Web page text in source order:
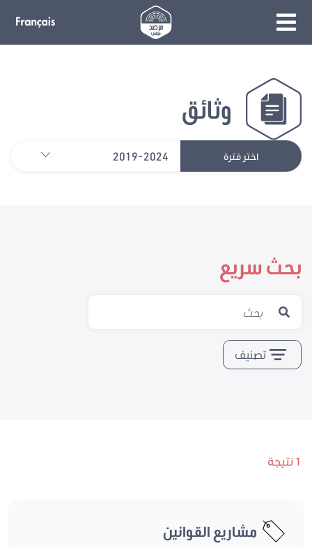
وثائق
اختر فترة 2019-2024
بحث سريع
تصنيف
1 نتيجة
مشاريع القوانين